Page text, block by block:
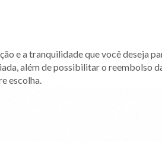
e a tranquilidade que você deseja
além de possibilitar o reembolso
escolha.